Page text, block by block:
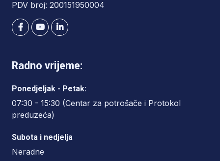
PDV broj: 200151950004
Radno vrijeme:
Ponedjeljak - Petak:
07:30 - 15:30 (Centar za potrošače i Protokol
preduzeća)
Subota i nedjelja
Neradne